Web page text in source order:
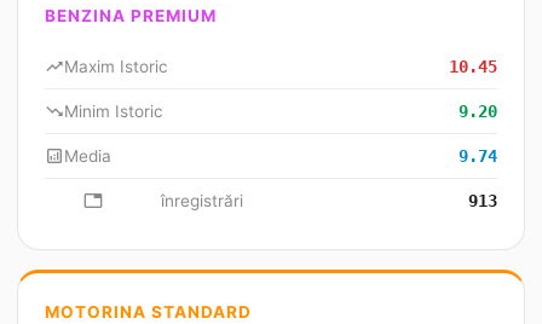
BENZINA PREMIUM
trending_upMaxim Istoric 10.45
trending_downMinim Istoric 9.20
analyticsMedia 9.74
database înregistrări 913
MOTORINA STANDARD